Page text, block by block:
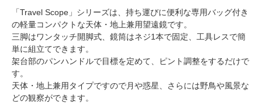
「Travel Scope」シリーズは、持ち運びに便利な専用バッグ付き
の軽量コンパクトな天体・地上兼用望遠鏡です。
三脚はワンタッチ開脚式、鏡筒はネジ1本で固定、工具レスで簡
単に組立てできます。
架台部のパンハンドルで目標を定めて、ピント調整をするだけで
す。
天体・地上兼用タイプですので月や惑星、さらには野鳥や風景な
どの観察ができます。